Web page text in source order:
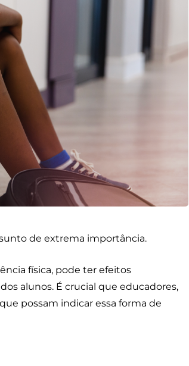
de extrema importância.
física, pode ter efeitos
alunos. É crucial que educadores,
possam indicar essa forma de